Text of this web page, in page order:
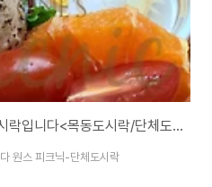
[흑석로]중앙대학교 세미나도시락입니다<목동도시락/단체도시락/도시락케이터링:원스피크닉>
원스 피크닉-단체도시락